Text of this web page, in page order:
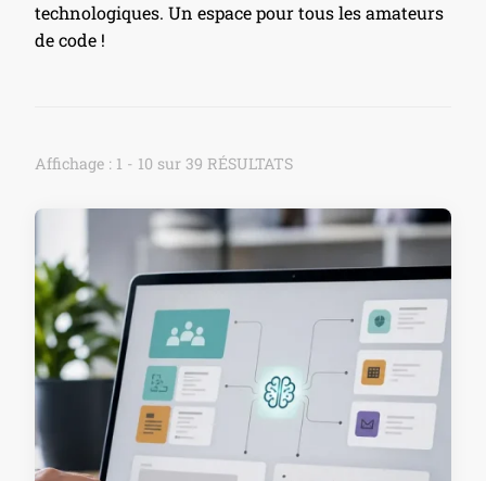
technologiques. Un espace pour tous les amateurs
de code !
Affichage : 1 - 10 sur 39 RÉSULTATS